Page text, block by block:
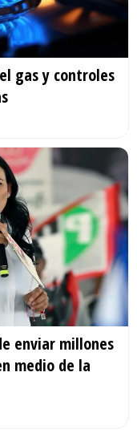
gas y controles
enviar millones
medio de la